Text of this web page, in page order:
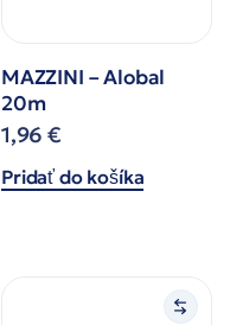
MAZZINI – Alobal
20m
1,96€
Pridať do košíka